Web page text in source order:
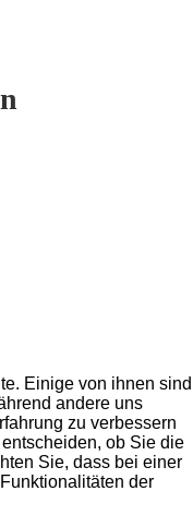
Einige von ihnen sind
andere uns
zu verbessern
ob Sie die
Sie, dass bei einer
der